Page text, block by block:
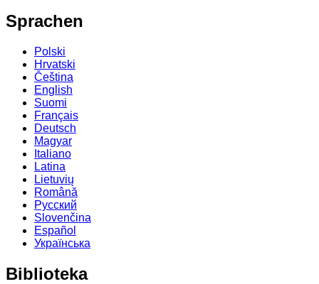
Sprachen
Polski
Hrvatski
Čeština
English
Suomi
Français
Deutsch
Magyar
Italiano
Latina
Lietuvių
Română
Русский
Slovenčina
Español
Українська
Biblioteka